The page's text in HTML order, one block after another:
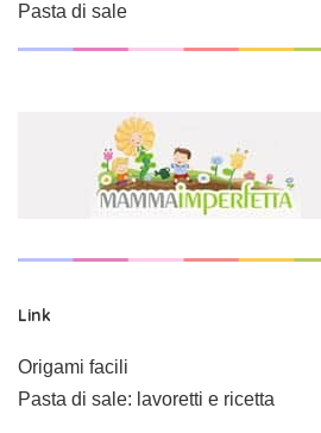
Pasta di sale
Link
Origami facili
Pasta di sale: lavoretti e ricetta